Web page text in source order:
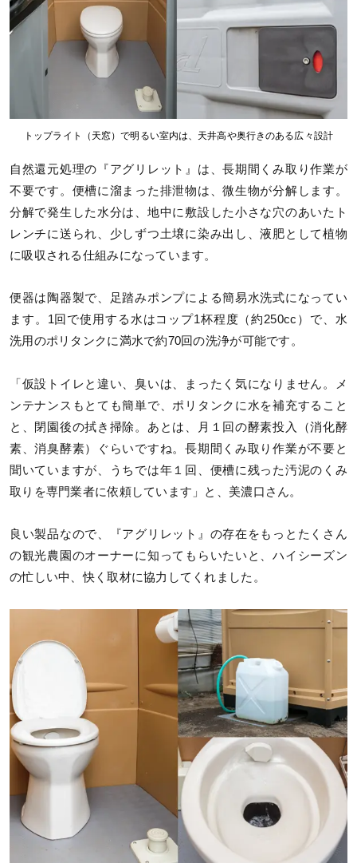
トップライト（天窓）で明るい室内は、天井高や奥行きのある広々設計
自然還元処理の『アグリレット』は、長期間くみ取り作業が
不要です。便槽に溜まった排泄物は、微生物が分解します。
分解で発生した水分は、地中に敷設した小さな穴のあいたト
レンチに送られ、少しずつ土壌に染み出し、液肥として植物
に吸収される仕組みになっています。
便器は陶器製で、足踏みポンプによる簡易水洗式になってい
ます。1回で使用する水はコップ1杯程度（約250cc）で、水
洗用のポリタンクに満水で約70回の洗浄が可能です。
「仮設トイレと違い、臭いは、まったく気になりません。メ
ンテナンスもとても簡単で、ポリタンクに水を補充すること
と、閉園後の拭き掃除。あとは、月１回の酵素投入（消化酵
素、消臭酵素）ぐらいですね。長期間くみ取り作業が不要と
聞いていますが、うちでは年１回、便槽に残った汚泥のくみ
取りを専門業者に依頼しています」と、美濃口さん。
良い製品なので、『アグリレット』の存在をもっとたくさん
の観光農園のオーナーに知ってもらいたいと、ハイシーズン
の忙しい中、快く取材に協力してくれました。